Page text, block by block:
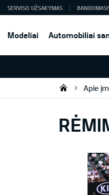
Modeliai Automobiliai
SERVISO UŽSAKYMAS
UAB
Apie